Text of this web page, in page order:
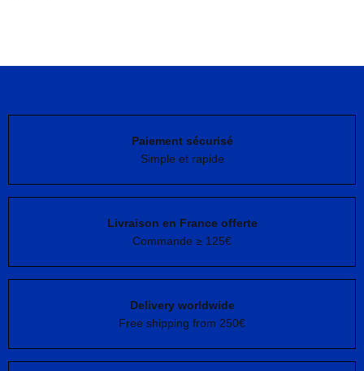
Paiement sécurisé
Simple et rapide
Livraison en France offerte
Commande ≥ 125€
Delivery worldwide
Free shipping from 250€